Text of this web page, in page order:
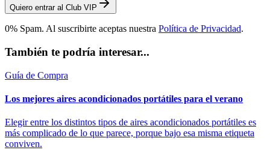
Quiero entrar al Club VIP
0% Spam. Al suscribirte aceptas nuestra Política de Privacidad.
También te podría interesar...
Guía de Compra
Los mejores aires acondicionados portátiles para el verano
Elegir entre los distintos tipos de aires acondicionados portátiles es
más complicado de lo que parece, porque bajo esa misma etiqueta
conviven.